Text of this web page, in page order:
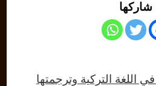
شاركها
اللغة التركية وترجمتها